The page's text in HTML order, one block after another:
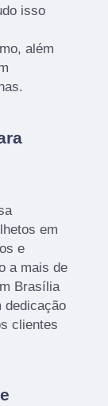
isso
além
em
e
a mais de
Brasília
dedicação
clientes